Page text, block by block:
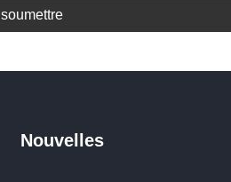
soumettre
Nouvelles